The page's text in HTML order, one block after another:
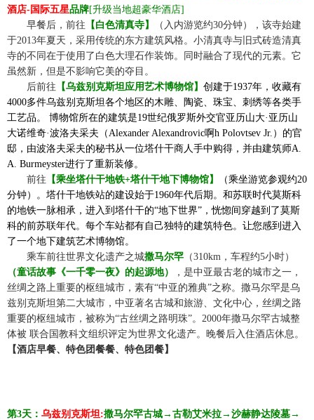
酒店-国际五星品牌[升级当地超豪华酒店]
早餐后，前往 【白色清真寺】 （入内游览约30分钟），该寺始建
于2013年夏天，采用传统的东方建筑风格。小清真寺与旧式砖造清真
寺的不同在于使用了白色大理石作装饰。同时融合了现代的元素。它
虽然新，但是不影响它美的夺目。
后前往 【乌兹别克斯坦应用艺术博物馆】 创建于1937年，收藏有
4000多件乌兹别克斯坦各个地区的木雕、陶瓷、珠宝、刺绣等各类手
工艺品。 博物馆所在的建筑是19世纪俄罗斯外交官亚历山大·亚历山
大诺维奇·波洛夫采夫（Alexander Alexandrovic啊h Polovtsev Jr.）的官
邸，由波洛夫采夫的秘书从一位塔什干商人手中购得，并由建筑师A.
A. Burmeyster进行了重新装修。
前往 【乘坐塔什干地铁+塔什干地下博物馆】 （乘坐游览参观约20
分钟）。塔什干地铁站的建设始于1960年代后期。和苏联时代莫斯科
的地铁一脉相承，进入到塔什干的“地下世界”，恍惚间穿越到了莫斯
科的前苏联年代。每个车站都有自己独特的建筑特色。让您感到进入
了一个地下建筑艺术博物馆。
乘车前往世界文化遗产之城撒马尔罕 （310km，车程约5小时）
（童话故事《一千零一夜》的起源地）
，是中亚最古老的城市之一，
丝绸之路上重要的枢纽城市，素有“中亚的雅典”之称。撒马尔罕是乌
兹别克斯坦第二大城市，中亚著名古城和旅游、文化中心，丝绸之路
重要的枢纽城市，被称为“古丝绸之路明珠”。2000年撒马尔罕古城整
体被 联合国教科文组织评定为世界文化遗产。 晚餐后入住酒店休息。
【酒店早餐、 特色团餐餐、 特色团餐】
第3天： 乌兹别克斯坦:撒马尔罕古城→古勒艾米拉→ 沙赫静达陵墓→